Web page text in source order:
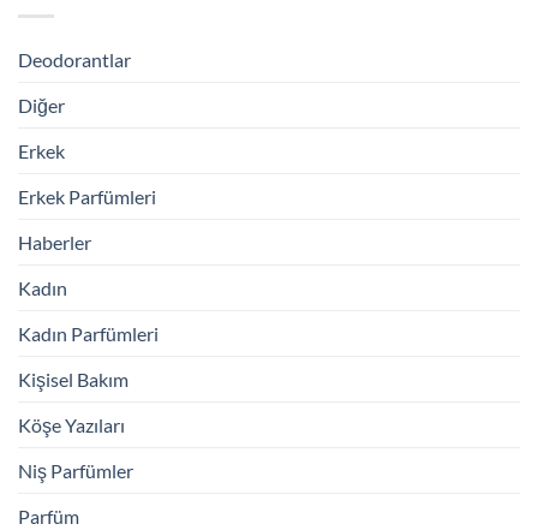
Deodorantlar
Diğer
Erkek
Erkek Parfümleri
Haberler
Kadın
Kadın Parfümleri
Kişisel Bakım
Köşe Yazıları
Niş Parfümler
Parfüm